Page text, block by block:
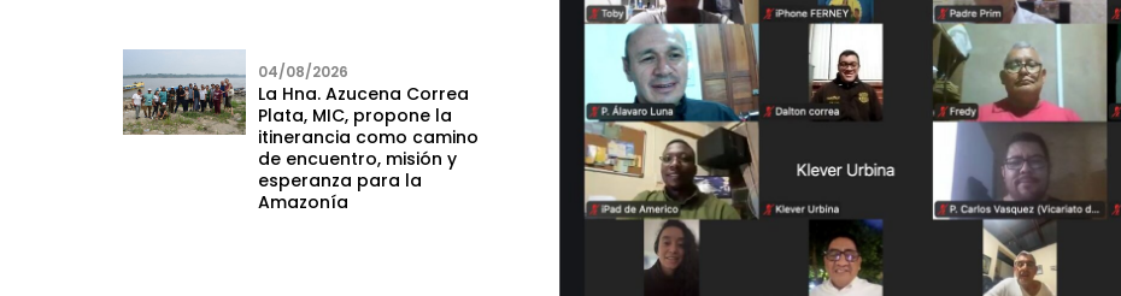
04/08/2026
La Hna. Azucena Correa
Plata, MIC, propone la
itinerancia como camino
de encuentro, misión y
esperanza para la
Amazonía